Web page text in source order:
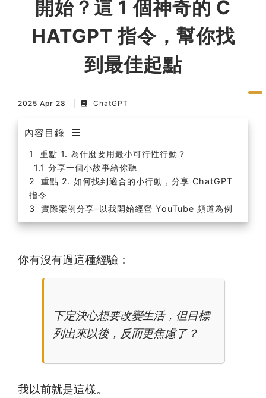
職場思維與工作術｜圖解問題
分析與解決 x AI 視覺化實戰
開始？這 1 個神奇的 C
HATGPT 指令，幫你找
到最佳起點
2025 Apr 28 ChatGPT
內容目錄
重點 1. 為什麼要用最小可行性行動？
分享一個小故事給你聽
重點 2. 如何找到適合的小行動，分享 ChatGPT
指令
實際案例分享–以我開始經營 YouTube 頻道為例
你有沒有過這種經驗：
下定決心想要改變生活，但目標
列出來以後，反而更焦慮了？
我以前就是這樣。